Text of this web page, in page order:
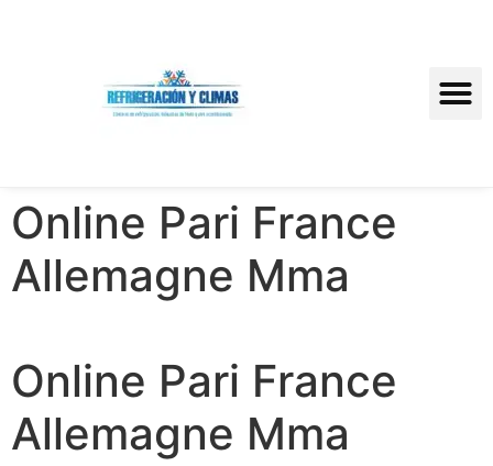
Online Pari France
Allemagne Mma
Online Pari France
Allemagne Mma